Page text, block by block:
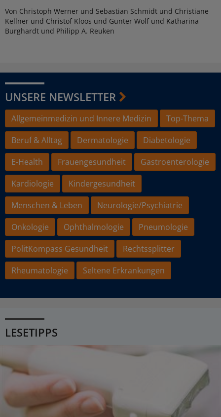
Von Christoph Werner und Sebastian Schmidt und Christiane
Kellner und Christof Kloos und Gunter Wolf und Katharina
Burghardt und Philipp A. Reuken
UNSERE NEWSLETTER
Allgemeinmedizin und Innere Medizin
Top-Thema
Beruf & Alltag
Dermatologie
Diabetologie
E-Health
Frauengesundheit
Gastroenterologie
Kardiologie
Kindergesundheit
Menschen & Leben
Neurologie/Psychiatrie
Onkologie
Ophthalmologie
Pneumologie
PolitKompass Gesundheit
Rechtssplitter
Rheumatologie
Seltene Erkrankungen
LESETIPPS